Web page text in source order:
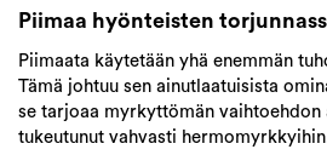
Piimaa hyönteisten
Piimaata käytetään yhä enemmän
Tämä johtuu sen ainutlaatuisista
se tarjoaa myrkyttömän vaihtoehdon
tukeutunut vahvasti